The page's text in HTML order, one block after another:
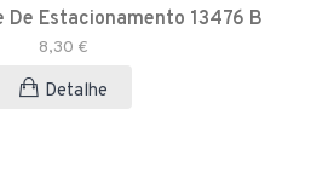
De Estacionamento 13476 B
8,30 €
Detalhe